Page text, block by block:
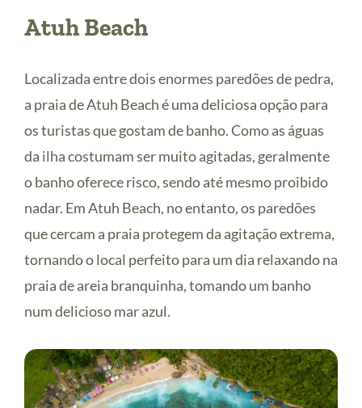
Atuh Beach
Localizada entre dois enormes paredões de pedra,
a praia de Atuh Beach é uma deliciosa opção para
os turistas que gostam de banho. Como as águas
da ilha costumam ser muito agitadas, geralmente
o banho oferece risco, sendo até mesmo proibido
nadar. Em Atuh Beach, no entanto, os paredões
que cercam a praia protegem da agitação extrema,
tornando o local perfeito para um dia relaxando na
praia de areia branquinha, tomando um banho
num delicioso mar azul.